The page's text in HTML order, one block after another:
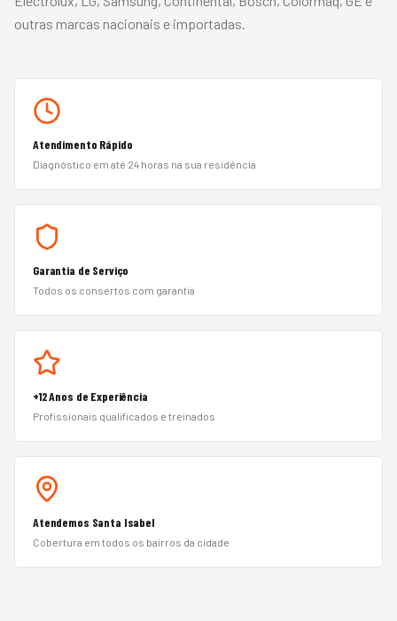
outras marcas nacionais e importadas.
Atendimento Rápido
Diagnóstico em até 24 horas na sua residência
Garantia de Serviço
Todos os consertos com garantia
+12 Anos de Experiência
Profissionais qualificados e treinados
Atendemos Santa Isabel
Cobertura em todos os bairros da cidade